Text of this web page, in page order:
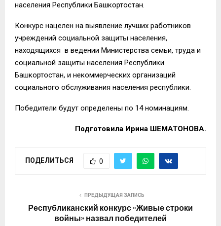
населения Республики Башкортостан.
Конкурс нацелен на выявление лучших работников
учреждений социальной защиты населения,
находящихся в ведении Министерства семьи, труда и
социальной защиты населения Республики
Башкортостан, и некоммерческих организаций
социального обслуживания населения республики.
Победители будут определены по 14 номинациям.
Подготовила Ирина ШЕМАТОНОВА.
ПОДЕЛИТЬСЯ 0
ПРЕДЫДУЩАЯ ЗАПИСЬ
Республиканский конкурс «Живые строки
войны» назвал победителей